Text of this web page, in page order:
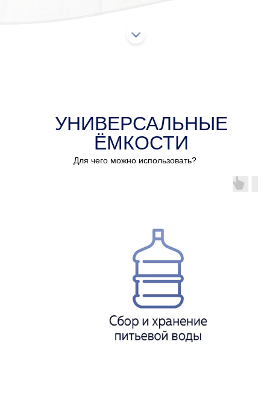
УНИВЕРСАЛЬНЫЕ
ЁМКОСТИ
Для чего можно использовать?